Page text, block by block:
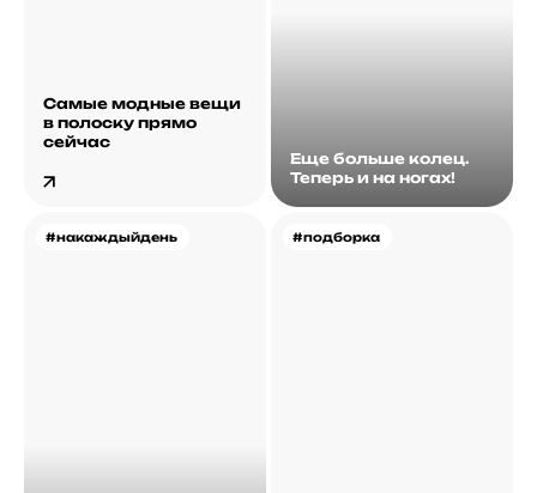
Самые модные вещи
в полоску прямо
сейчас
Еще больше колец.
Теперь и на ногах!
#накаждыйдень #подборка